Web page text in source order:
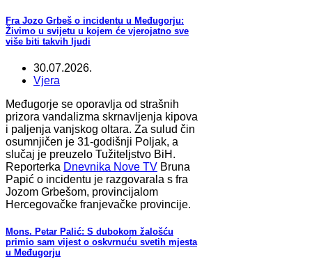
Fra Jozo Grbeš o incidentu u Međugorju:
Živimo u svijetu u kojem će vjerojatno sve
više biti takvih ljudi
30.07.2026.
Vjera
Međugorje se oporavlja od strašnih
prizora vandalizma skrnavljenja kipova
i paljenja vanjskog oltara. Za sulud čin
osumnjičen je 31-godišnji Poljak, a
slučaj je preuzelo Tužiteljstvo BiH.
Reporterka Dnevnika Nove TV Bruna
Papić o incidentu je razgovarala s fra
Jozom Grbešom, provincijalom
Hercegovačke franjevačke provincije.
Mons. Petar Palić: S dubokom žalošću
primio sam vijest o oskvrnuću svetih mjesta
u Međugorju